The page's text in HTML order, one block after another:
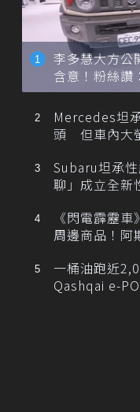
李多慧大方公
含意！粉絲讚
忙找車
Mercedes坦
頭 但車內大
Subaru坦承
聊」成立全新
《閃電霹靂
周邊商品！阿
一桶油跑近
Qashqai e-